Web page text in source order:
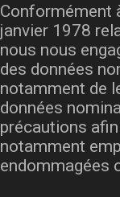
Conformément
janvier 1978
nous nous
des données
notamment de
données
précautions
notamment
endommagées